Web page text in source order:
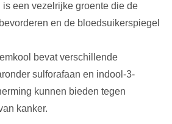
een vezelrijke groente die de
en de bloedsuikerspiegel
bevat verschillende
sulforafaan en indool-3-
kunnen bieden tegen
kanker.